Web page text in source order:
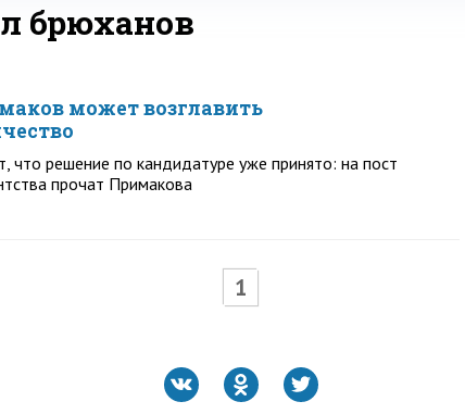
брюханов
может возглавить
что решение по кандидатуре уже принято: на пост
прочат Примакова
1